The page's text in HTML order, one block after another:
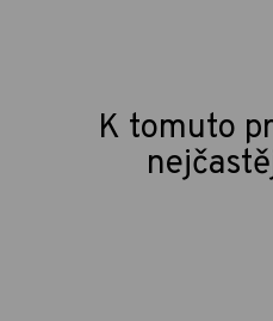
K tomuto